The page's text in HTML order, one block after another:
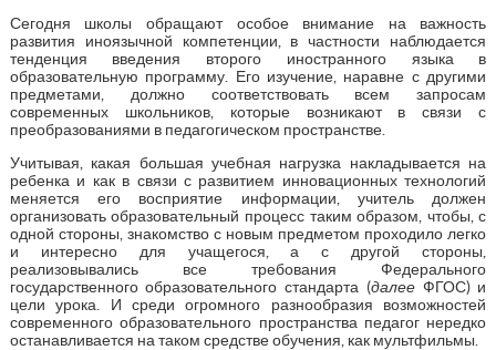
Сегодня школы обращают особое внимание на важность
развития иноязычной компетенции, в частности наблюдается
тенденция введения второго иностранного языка в
образовательную программу. Его изучение, наравне с другими
предметами, должно соответствовать всем запросам
современных школьников, которые возникают в связи с
преобразованиями в педагогическом пространстве.
Учитывая, какая большая учебная нагрузка накладывается на
ребенка и как в связи с развитием инновационных технологий
меняется его восприятие информации, учитель должен
организовать образовательный процесс таким образом, чтобы, с
одной стороны, знакомство с новым предметом проходило легко
и интересно для учащегося, а с другой стороны,
реализовывались все требования Федерального
государственного образовательного стандарта (далее ФГОС) и
цели урока. И среди огромного разнообразия возможностей
современного образовательного пространства педагог нередко
останавливается на таком средстве обучения, как мультфильмы.